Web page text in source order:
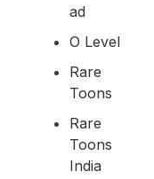
Ad
O Level
Rare
Toons
Rare
Toons
India